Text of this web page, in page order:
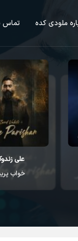
ملودی کده تماس
علی
خواب